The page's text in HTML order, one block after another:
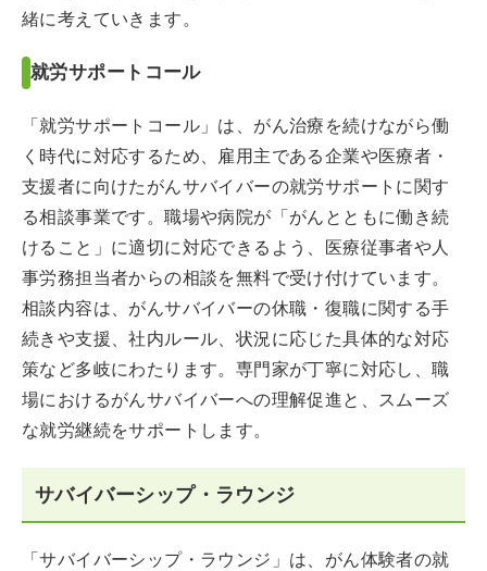
緒に考えていきます。
就労サポートコール
「就労サポートコール」は、がん治療を続けながら働
く時代に対応するため、雇用主である企業や医療者・
支援者に向けたがんサバイバーの就労サポートに関す
る相談事業です。職場や病院が「がんとともに働き続
けること」に適切に対応できるよう、医療従事者や人
事労務担当者からの相談を無料で受け付けています。
相談内容は、がんサバイバーの休職・復職に関する手
続きや支援、社内ルール、状況に応じた具体的な対応
策など多岐にわたります。専門家が丁寧に対応し、職
場におけるがんサバイバーへの理解促進と、スムーズ
な就労継続をサポートします。
サバイバーシップ・ラウンジ
「サバイバーシップ・ラウンジ」は、がん体験者の就